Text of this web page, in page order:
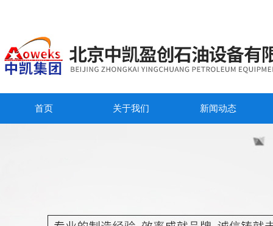
首页 关于我们 新闻动态